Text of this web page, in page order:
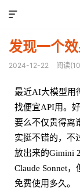

发现一个
2024-12-22 阅读(
最近AI大模型用
找便宜API用。
要么不仅贵得离
实挺不错的，不
放出来的Gimini
Claude Sonnet
免费使用多久。